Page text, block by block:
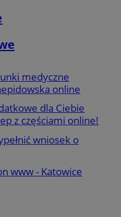
medyczne
online
dla Ciebie
z częściami online!
wniosek o
www - Katowice